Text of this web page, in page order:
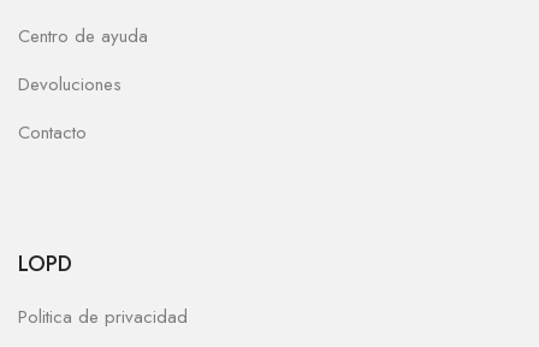
Centro de ayuda
Devoluciones
Contacto
LOPD
Politica de privacidad